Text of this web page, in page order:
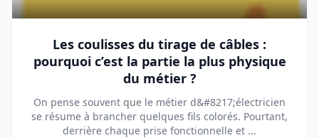
Les coulisses du tirage de câbles :
pourquoi c’est la partie la plus physique
du métier ?
On pense souvent que le métier d&#8217;électricien
se résume à brancher quelques fils colorés. Pourtant,
derrière chaque prise fonctionnelle et ...